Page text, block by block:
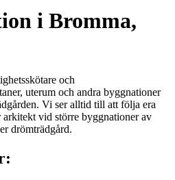
i Bromma,
och
uterum och andra byggnationer
Vi ser alltid till att följa era
arkitekt vid större byggnationer av
drömträdgård.